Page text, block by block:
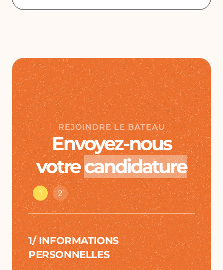
REJOINDRE LE BATEAU
Envoyez-nous
votrecandidature
1 2
1/ INFORMATIONS
PERSONNELLES